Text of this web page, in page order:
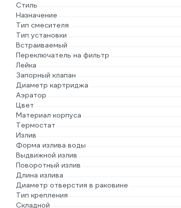
Стиль
Назначение
Тип смесителя
Тип установки
Встраиваемый
Переключатель на фильтр
Лейка
Запорный клапан
Диаметр картриджа
Аэратор
Цвет
Материал корпуса
Термостат
Излив
Форма излива воды
Выдвижной излив
Поворотный излив
Длина излива
Диаметр отверстия в раковине
Тип крепления
Складной